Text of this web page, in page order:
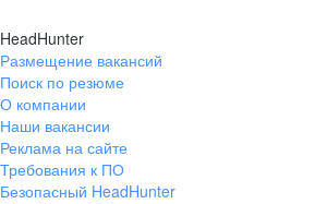
HeadHunter
Размещение вакансий
Поиск по резюме
О компании
Наши вакансии
Реклама на сайте
Требования к ПО
Безопасный HeadHunter